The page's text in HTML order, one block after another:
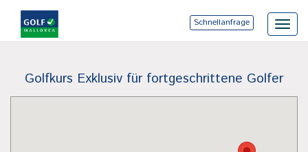
Schnellanfrage
Golfkurs Exklusiv für fortgeschrittene Golfer